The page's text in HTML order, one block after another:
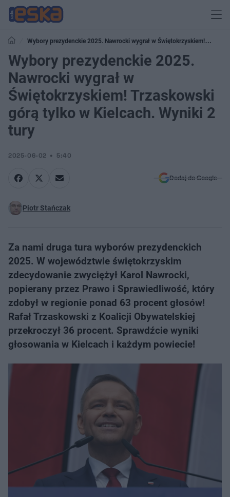
Wybory prezydenckie 2025. Nawrocki wygrał w Świętokrzyskiem!
Trzaskowski górą tylko w Kielcach. Wyniki 2 tury
Wybory prezydenckie 2025.
Nawrocki wygrał w
Świętokrzyskiem! Trzaskowski
górą tylko w Kielcach. Wyniki 2
tury
2025-06-02 5:40
Dodaj do Google
Piotr Stańczak
Za nami druga tura wyborów prezydenckich
2025. W województwie świętokrzyskim
zdecydowanie zwyciężył Karol Nawrocki,
popierany przez Prawo i Sprawiedliwość, który
zdobył w regionie ponad 63 procent głosów!
Rafał Trzaskowski z Koalicji Obywatelskiej
przekroczył 36 procent. Sprawdźcie wyniki
głosowania w Kielcach i każdym powiecie!